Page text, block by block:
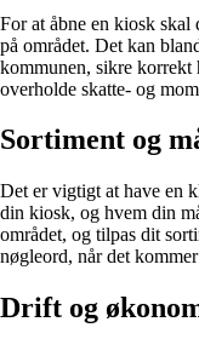
For at åbne en kiosk
på området. Det kan
kommunen, sikre korrekt
overholde skatte- og
Sortiment og
Det er vigtigt at have en
din kiosk, og hvem din
området, og tilpas dit
nøgleord, når det
Drift og